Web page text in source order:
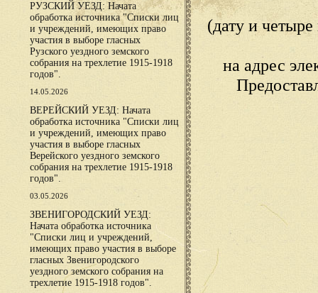
РУЗСКИЙ УЕЗД: Начата
обработка источника "Списки лиц
и учреждений, имеющих право
участия в выборе гласных
Рузского уездного земского
собрания на трехлетие 1915-1918
годов".
14.05.2026
ВЕРЕЙСКИЙ УЕЗД: Начата
обработка источника "Списки лиц
и учреждений, имеющих право
участия в выборе гласных
Верейского уездного земского
собрания на трехлетие 1915-1918
годов".
03.05.2026
ЗВЕНИГОРОДСКИЙ УЕЗД:
Начата обработка источника
"Списки лиц и учреждений,
имеющих право участия в выборе
гласных Звенигородского
уездного земского собрания на
трехлетие 1915-1918 годов".
(дату и
на адрес